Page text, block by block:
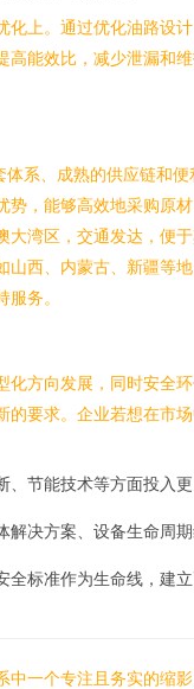
化上。通过优化油路设
高能效比，减少泄漏和
体系、成熟的供应链和便
势，能够高效地采购原材
大湾区，交通发达，便
山西、内蒙古、新疆等
务。
化方向发展，同时安全
的要求。企业若想在市
、节能技术等方面投入
解决方案、设备生命周
全标准作为生命线，建
中一个专注且务实的缩